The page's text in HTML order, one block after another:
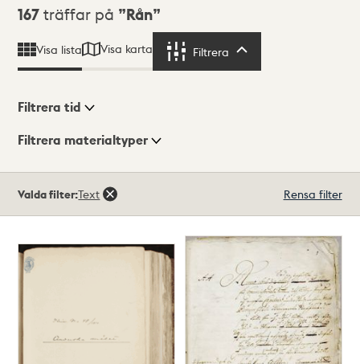
Sökresultat
167 träffar på Rån
Visa lista Visa karta Filtrera
Visningsläge
Filtrera tid
Filtrera materialtyper
167träffar
Valda filter:Text Rensa filter